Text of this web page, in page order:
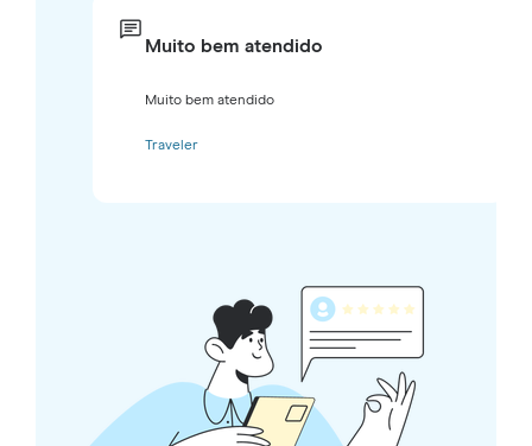
Muito bem atendido
Muito bem atendido
Traveler